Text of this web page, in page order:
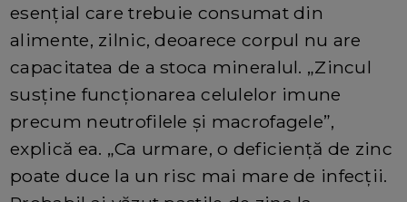
esențial care trebuie consumat din
alimente, zilnic, deoarece corpul nu are
capacitatea de a stoca mineralul. „Zincul
susține funcționarea celulelor imune
precum neutrofilele și macrofagele”,
explică ea. „Ca urmare, o deficiență de zinc
poate duce la un risc mai mare de infecții.